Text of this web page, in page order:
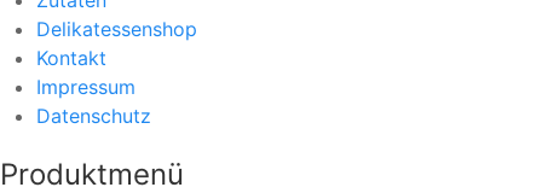
Delikatessenshop
Kontakt
Impressum
Datenschutz
Produktmenü